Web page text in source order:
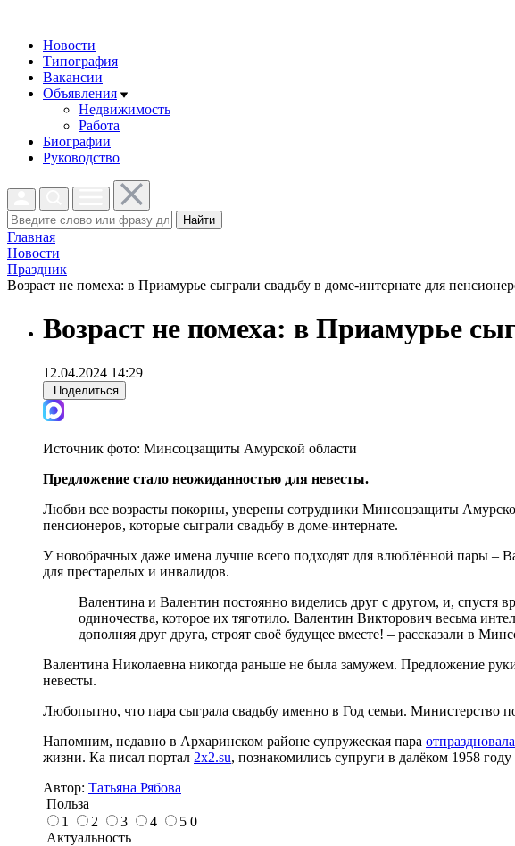
Новости
Типография
Вакансии
Объявления
Недвижимость
Работа
Биографии
Руководство
Найти
Главная
Новости
Праздник
Возраст не помеха: в Приамурье сыграли свадьбу в доме-интернате для
Возраст не помеха: в Приамурье
12.04.2024 14:29
Поделиться
Источник фото: Минсоцзащиты Амурской области
Предложение стало неожиданностью для невесты.
Любви все возрасты покорны, уверены сотрудники Минсоцзащиты
пенсионеров, которые сыграли свадьбу в доме-интернате.
У новобрачных даже имена лучше всего подходят для влюблённой пары –
для престарелых и инвалидов.
Валентина и Валентин постоянно виделись друг с другом, и, спустя
одиночества, которое их тяготило. Валентин Викторович весьма
дополняя друг друга, строят своё будущее вместе! – рассказали в
Валентина Николаевна никогда раньше не была замужем. Предложение
невесты.
Любопытно, что пара сыграла свадьбу именно в Год семьи. Министерство
Напомним, недавно в Архаринском районе супружеская пара
жизни. Ка писал портал 2x2.su, познакомились супруги в далёком 1958
Автор: Татьяна Рябова
Польза
1
2 3 4 5 0
Актуальность